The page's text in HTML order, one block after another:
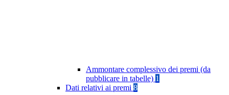
Ammontare complessivo dei premi (da
pubblicare in tabelle) 1
Dati relativi ai premi 8